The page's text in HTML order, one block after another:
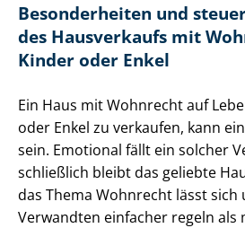
Besonderheiten und
des Hausverkaufs mit
Kinder oder Enkel
Ein Haus mit Wohnrecht auf
oder Enkel zu verkaufen, kann
sein. Emotional fällt ein solcher
schließlich bleibt das geliebte
das Thema Wohnrecht lässt sich
Verwandten einfacher regeln als